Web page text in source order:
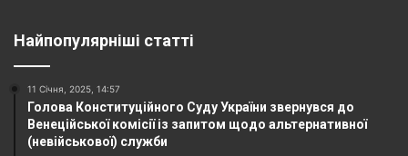
Найпопулярніші статті
11 Січня, 2025, 14:57
Голова Конституційного Суду України звернувся до
Венеційської комісії із запитом щодо альтернативної
(невійськової) служби